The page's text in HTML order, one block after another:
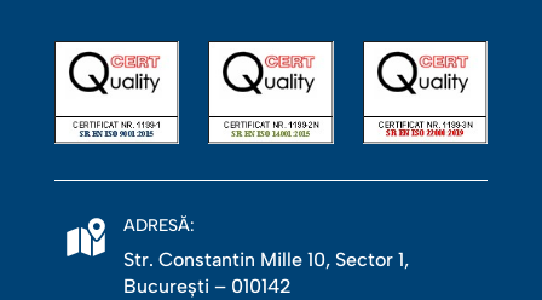
ADRESĂ:
Str. Constantin Mille 10, Sector 1,
Bucureşti – 010142